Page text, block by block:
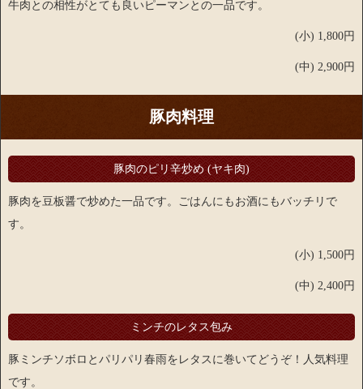
牛肉との相性がとても良いピーマンとの一品です。
(小) 1,800円
(中) 2,900円
豚肉料理
豚肉のピリ辛炒め (ヤキ肉)
豚肉を豆板醤で炒めた一品です。ごはんにもお酒にもバッチリで
す。
(小) 1,500円
(中) 2,400円
ミンチのレタス包み
豚ミンチソボロとパリパリ春雨をレタスに巻いてどうぞ！人気料理
です。